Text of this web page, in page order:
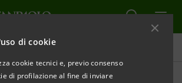
di cookie
cookie tecnici e, previo consenso
di profilazione al fine di inviare